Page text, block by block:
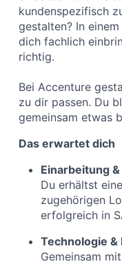
kundenspezifisch
gestalten? In
dich fachlich
richtig.
Bei Accenture
zu dir passen. Du
gemeinsam etwas
Das erwartet dich
Einarbeitung
Du erhältst
zugehörigen
erfolgreich in
Technologie
Gemeinsam